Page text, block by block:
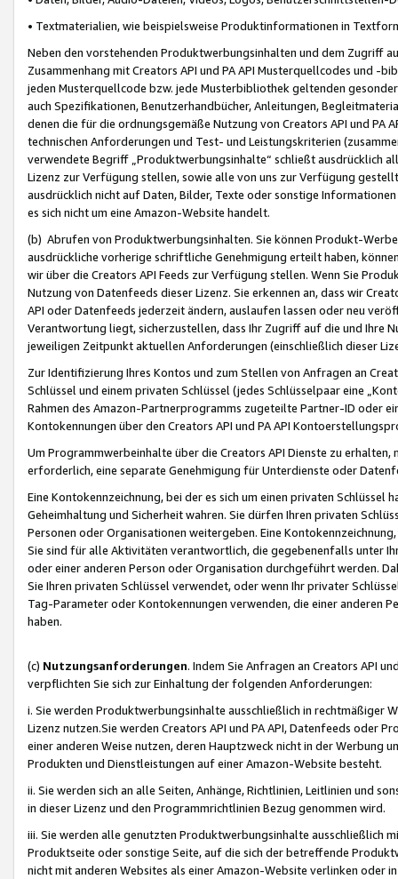
• Textmaterialien, wie beispielsweise Produktinformationen in
Neben den vorstehenden Produktwerbungsinhalten und dem Zugriff
Zusammenhang mit Creators API und PA API Musterquellcodes und
jeden Musterquellcode bzw. jede Musterbibliothek geltenden
auch Spezifikationen, Benutzerhandbücher, Anleitungen,
denen die für die ordnungsgemäße Nutzung von Creators API und PA
technischen Anforderungen und Test- und Leistungskriterien
verwendete Begriff „Produktwerbungsinhalte“ schließt ausdrücklich
Lizenz zur Verfügung stellen, sowie alle von uns zur Verfügung
ausdrücklich nicht auf Daten, Bilder, Texte oder sonstige
es sich nicht um eine Amazon-Website handelt.
(b) Abrufen von Produktwerbungsinhalten. Sie können Produkt-
ausdrückliche vorherige schriftliche Genehmigung erteilt haben,
wir über die Creators API Feeds zur Verfügung stellen. Wenn Sie
Nutzung von Datenfeeds dieser Lizenz. Sie erkennen an, dass wir
API oder Datenfeeds jederzeit ändern, auslaufen lassen oder neu
Verantwortung liegt, sicherzustellen, dass Ihr Zugriff auf die und Ihre
jeweiligen Zeitpunkt aktuellen Anforderungen (einschließlich dieser
Zur Identifizierung Ihres Kontos und zum Stellen von Anfragen an
Schlüssel und einem privaten Schlüssel (jedes Schlüsselpaar eine
Rahmen des Amazon-Partnerprogramms zugeteilte Partner-ID oder
Kontokennungen über den Creators API und PA API
Um Programmwerbeinhalte über die Creators API Dienste zu
erforderlich, eine separate Genehmigung für Unterdienste oder
Eine Kontokennzeichnung, bei der es sich um einen privaten
Geheimhaltung und Sicherheit wahren. Sie dürfen Ihren privaten
Personen oder Organisationen weitergeben. Eine
Sie sind für alle Aktivitäten verantwortlich, die gegebenenfalls unter
oder einer anderen Person oder Organisation durchgeführt werden.
Sie Ihren privaten Schlüssel verwendet, oder wenn Ihr privater
Tag-Parameter oder Kontokennungen verwenden, die einer anderen
haben.
(c) Nutzungsanforderungen. Indem Sie Anfragen an Creators API
verpflichten Sie sich zur Einhaltung der folgenden Anforderungen:
i. Sie werden Produktwerbungsinhalte ausschließlich in rechtmäßiger
Lizenz nutzen.Sie werden Creators API und PA API, Datenfeeds oder
einer anderen Weise nutzen, deren Hauptzweck nicht in der Werbung
Produkten und Dienstleistungen auf einer Amazon-Website besteht.
ii. Sie werden sich an alle Seiten, Anhänge, Richtlinien, Leitlinien und
in dieser Lizenz und den Programmrichtlinien Bezug genommen wird.
iii. Sie werden alle genutzten Produktwerbungsinhalte ausschließlich
Produktseite oder sonstige Seite, auf die sich der betreffende
nicht mit anderen Websites als einer Amazon-Website verlinken oder